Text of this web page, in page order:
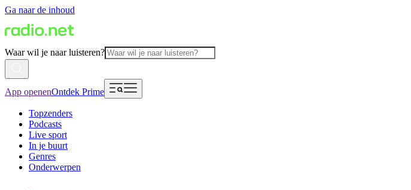
Ga naar de inhoud
Waar wil je naar luisteren?
App openenOntdek Prime
Topzenders
Podcasts
Live sport
In je buurt
Genres
Onderwerpen